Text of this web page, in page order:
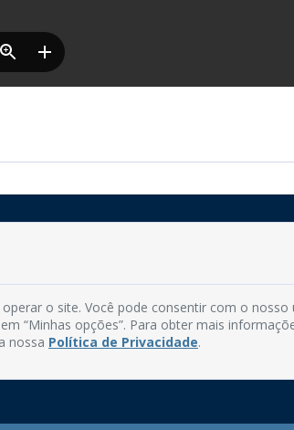
58.280-000 - Mamanguape/PB
Fone: (83) 3292-2246
Segunda à Sexta, das 08h às 13h
o site. Você pode consentir com o nosso
“Minhas opções”. Para obter mais
nossa Política de Privacidade.